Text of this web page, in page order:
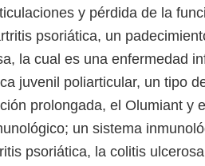
y pérdida de la
psoriática, un
la cual es una enfermedad
juvenil poliarticular, un tipo
prolongada, el Olumiant y
un sistema
psoriática, la colitis